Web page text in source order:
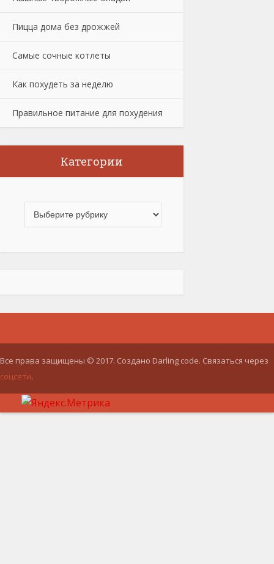
Пицца дома без дрожжей
Самые сочные котлеты
Как похудеть за неделю
Правильное питание для похудения
Категории
Все права защищены © 2017. Создано Darling code. Связаться через
соцсети.